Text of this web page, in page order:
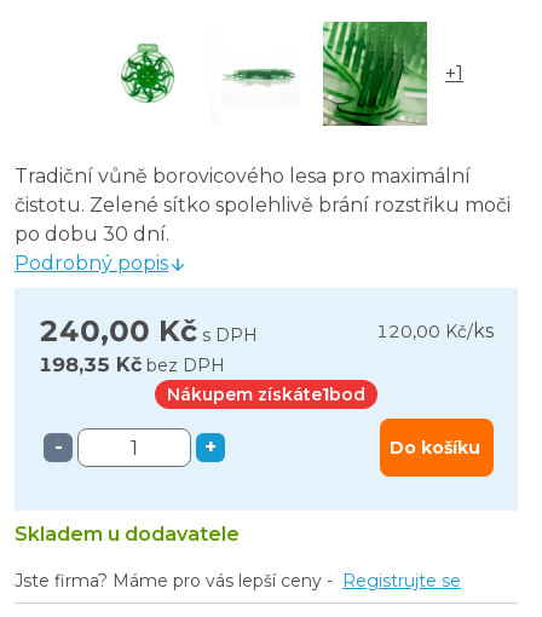
+1
Tradiční vůně borovicového lesa pro maximální
čistotu. Zelené sítko spolehlivě brání rozstřiku moči
po dobu 30 dní.
Podrobný popis
240,00 Kč s DPH 120,00 Kč/ks
198,35 Kč bez DPH
Nákupem získáte1bod
- + Do košíku
Skladem u dodavatele
Jste firma? Máme pro vás lepší ceny - Registrujte se